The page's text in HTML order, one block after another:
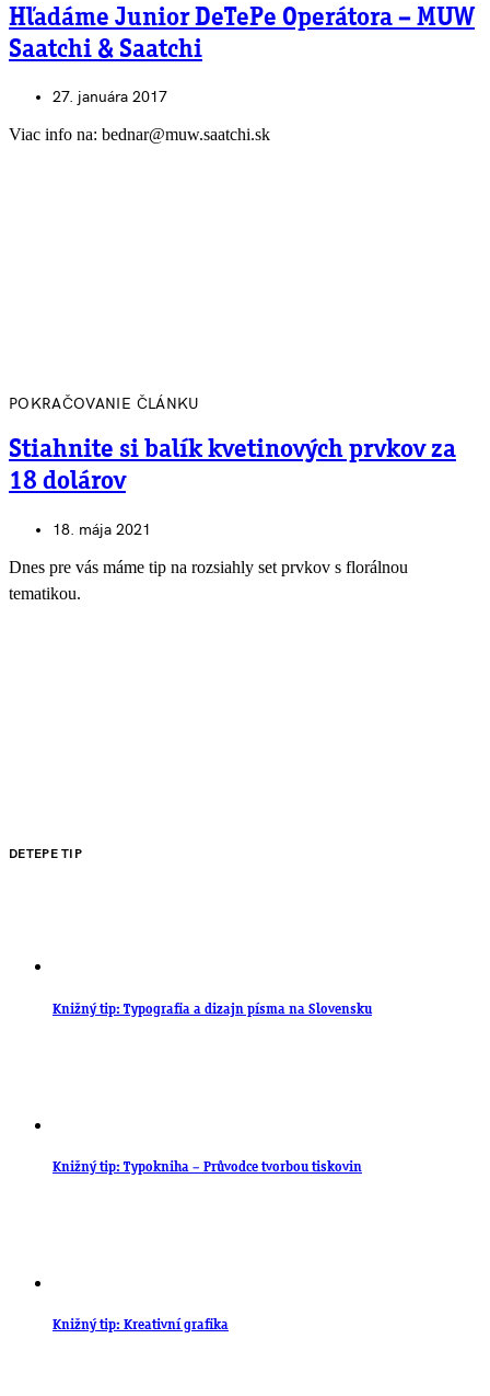
Hľadáme Junior DeTePe Operátora – MUW
Saatchi & Saatchi
27. januára 2017
Viac info na: bednar@muw.saatchi.sk
POKRAČOVANIE ČLÁNKU
Stiahnite si balík kvetinových prvkov za
18 dolárov
18. mája 2021
Dnes pre vás máme tip na rozsiahly set prvkov s florálnou
tematikou.
DETEPE TIP
Knižný tip: Typografia a dizajn písma na Slovensku
Knižný tip: Typokniha – Průvodce tvorbou tiskovin
Knižný tip: Kreativní grafika